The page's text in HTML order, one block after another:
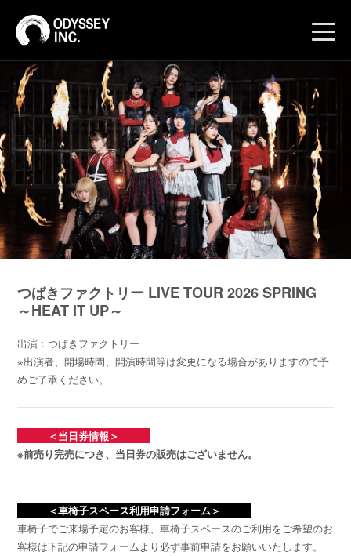
つばきファクトリー LIVE TOUR 2026 SPRING
～HEAT IT UP～
出演：つばきファクトリー
※出演者、開場時間、開演時間等は変更になる場合がありますので予
めご了承ください。
＜当日券情報＞
※前売り完売につき、当日券の販売はございません。
＜車椅子スペース利用申請フォーム＞
車椅子でご来場予定のお客様、車椅子スペースのご利用をご希望のお
客様は下記の申請フォームより必ず事前申請をお願いいたします。
toggle